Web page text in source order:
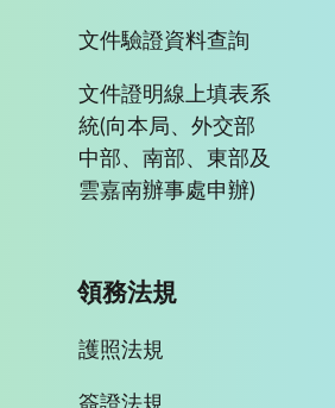
文件驗證資料查詢
文件證明線上填表系
統(向本局、外交部
中部、南部、東部及
雲嘉南辦事處申辦)
領務法規
護照法規